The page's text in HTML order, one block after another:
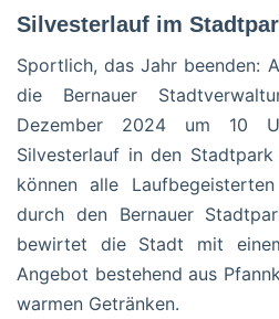
Silvesterlauf im
Sportlich, das Jahr beenden:
die Bernauer
Dezember 2024 um 10
Silvesterlauf in den
können alle
durch den Bernauer
bewirtet die Stadt mit
Angebot bestehend aus
warmen Getränken.